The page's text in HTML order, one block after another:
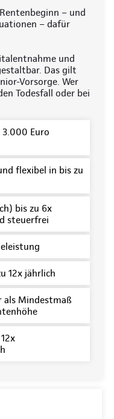
– und
– dafür
und
Das gilt
Vorsorge. Wer
Todesfall oder bei
Euro
flexibel in bis zu
bis zu 6x
steuerfrei
12x jährlich
Mindestmaß